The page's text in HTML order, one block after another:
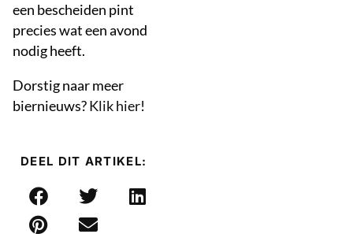
een bescheiden pint
precies wat een avond
nodig heeft.
Dorstig naar meer
biernieuws?Klik hier!
DEEL DIT ARTIKEL: